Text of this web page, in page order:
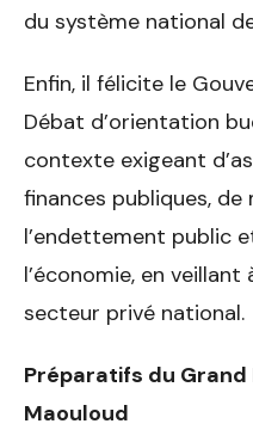
du système national
Enfin, il félicite le
Débat d’orientation
contexte exigeant
finances publiques,
l’endettement public
l’économie, en
secteur privé national.
Préparatifs du Grand
Maouloud